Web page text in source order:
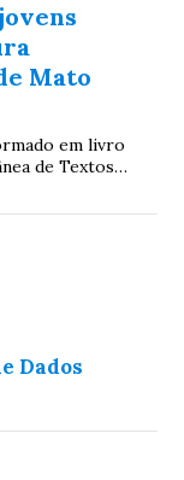
Mato
em livro
de Textos
Dados